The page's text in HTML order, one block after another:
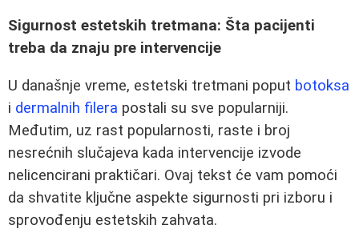
Sigurnost estetskih tretmana: Šta pacijenti
treba da znaju pre intervencije
U današnje vreme, estetski tretmani poput botoksa
i dermalnih filera postali su sve popularniji.
Međutim, uz rast popularnosti, raste i broj
nesrećnih slučajeva kada intervencije izvode
nelicencirani praktičari. Ovaj tekst će vam pomoći
da shvatite ključne aspekte sigurnosti pri izboru i
sprovođenju estetskih zahvata.